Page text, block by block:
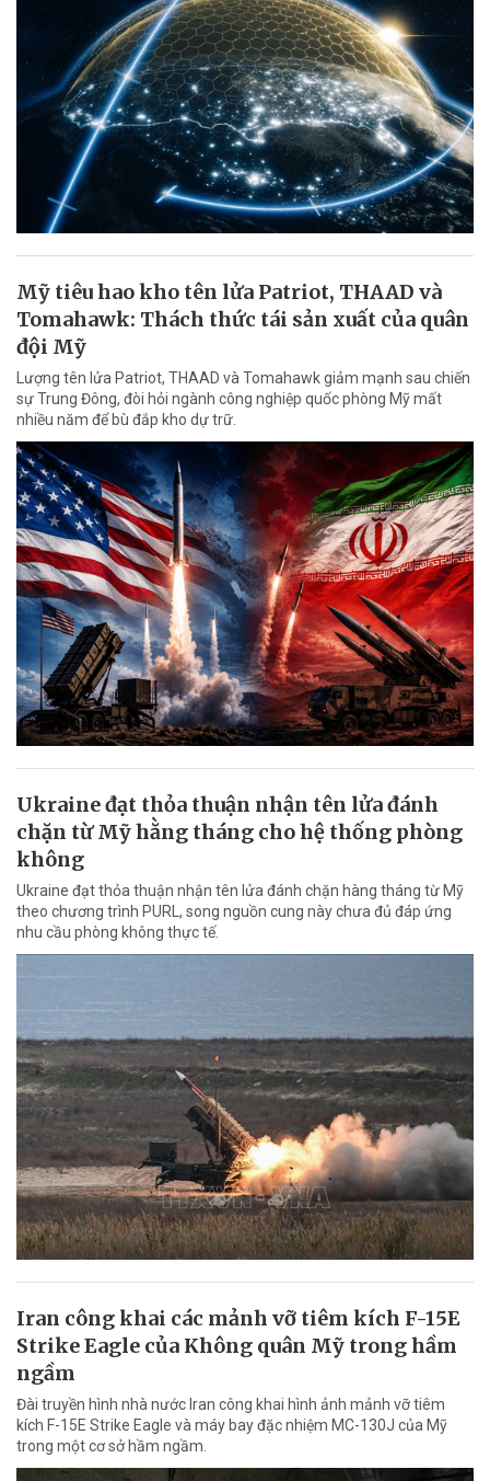
Mỹ tiêu hao kho tên lửa Patriot, THAAD và
Tomahawk: Thách thức tái sản xuất của quân
đội Mỹ
Lượng tên lửa Patriot, THAAD và Tomahawk giảm mạnh sau chiến
sự Trung Đông, đòi hỏi ngành công nghiệp quốc phòng Mỹ mất
nhiều năm để bù đắp kho dự trữ.
Ukraine đạt thỏa thuận nhận tên lửa đánh
chặn từ Mỹ hằng tháng cho hệ thống phòng
không
Ukraine đạt thỏa thuận nhận tên lửa đánh chặn hàng tháng từ Mỹ
theo chương trình PURL, song nguồn cung này chưa đủ đáp ứng
nhu cầu phòng không thực tế.
Iran công khai các mảnh vỡ tiêm kích F-15E
Strike Eagle của Không quân Mỹ trong hầm
ngầm
Đài truyền hình nhà nước Iran công khai hình ảnh mảnh vỡ tiêm
kích F-15E Strike Eagle và máy bay đặc nhiệm MC-130J của Mỹ
trong một cơ sở hầm ngầm.